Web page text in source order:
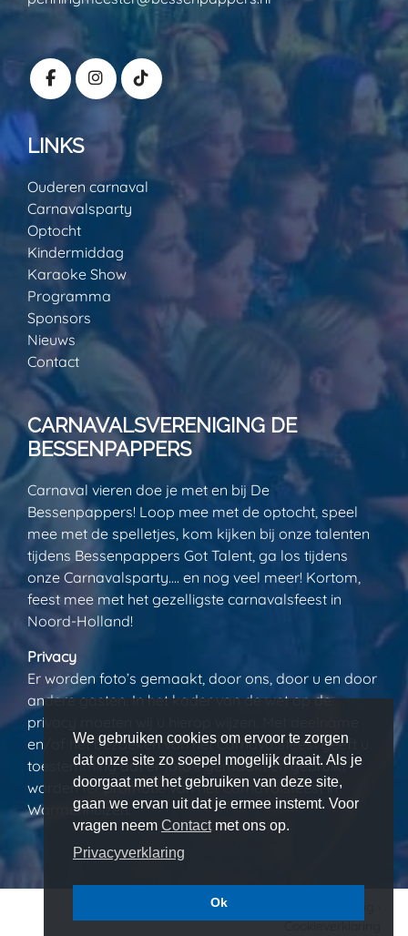
LINKS
Ouderen carnaval
Carnavalsparty
Optocht
Kindermiddag
Karaoke Show
Programma
Sponsors
Nieuws
Contact
CARNAVALSVERENIGING DE
BESSENPAPPERS
Carnaval vieren doe je met en bij De
Bessenpappers! Loop mee met de optocht, speel
mee met de spelletjes, kom kijken bij onze talenten
tijdens Bessenpappers Got Talent, ga los tijdens
onze Carnavalsparty…. en nog veel meer! Kortom,
feest mee met het gezelligste carnavalsfeest in
Noord-Holland!
Privacy
Er worden foto’s gemaakt, door ons, door u en door
andere gasten. In het kader van de wet op de
privacy moeten wij u hierop wijzen. Met deelname
en/of het bezoeken van het Carnavalsfeest geeft u
toestemming dat er foto’s gemaakt en gebruikt
worden ter promotie van het Carnavalsfeest in
Warmenhuizen.
Algemene voorwaarden
We gebruiken cookies om ervoor te zorgen
dat onze site zo soepel mogelijk draait. Als je
doorgaat met het gebruiken van deze site,
gaan we ervan uit dat je ermee instemt. Voor
vragen neem Contactmet ons op.
Privacyverklaring
Ok